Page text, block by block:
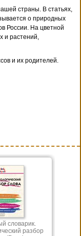
страны. В статьях,
о природных
России. На цветной
и растений,
и их родителей.
словарик.
разбор